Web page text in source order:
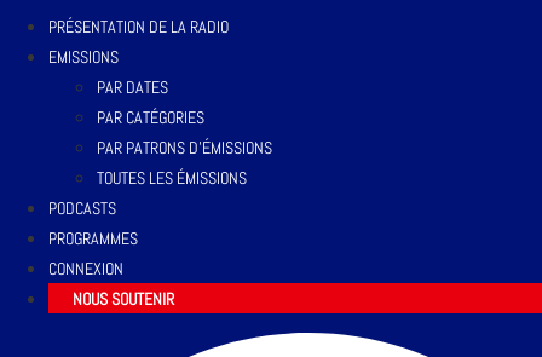
PRÉSENTATION DE LA RADIO
EMISSIONS
PAR DATES
PAR CATÉGORIES
PAR PATRONS D’ÉMISSIONS
TOUTES LES ÉMISSIONS
PODCASTS
PROGRAMMES
CONNEXION
NOUS SOUTENIR